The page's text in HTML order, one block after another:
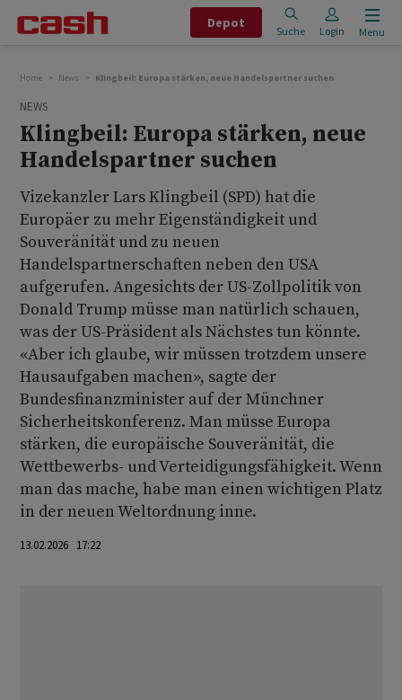
Depot
Suche Login Menu
Home News Klingbeil: Europa stärken, neue Handelspartner suchen
NEWS
Klingbeil: Europa stärken, neue
Handelspartner suchen
Vizekanzler Lars Klingbeil (SPD) hat die
Europäer zu mehr Eigenständigkeit und
Souveränität und zu neuen
Handelspartnerschaften neben den USA
aufgerufen. Angesichts der US-Zollpolitik von
Donald Trump müsse man natürlich schauen,
was der US-Präsident als Nächstes tun könnte.
«Aber ich glaube, wir müssen trotzdem unsere
Hausaufgaben machen», sagte der
Bundesfinanzminister auf der Münchner
Sicherheitskonferenz. Man müsse Europa
stärken, die europäische Souveränität, die
Wettbewerbs- und Verteidigungsfähigkeit. Wenn
man das mache, habe man einen wichtigen Platz
in der neuen Weltordnung inne.
13.02.2026 17:22